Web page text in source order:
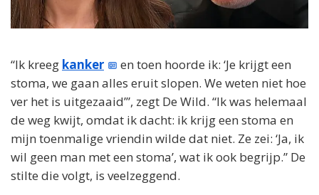
“Ik kreeg kanker
en toen hoorde ik: ‘Je krijgt een
stoma, we gaan alles eruit slopen. We weten niet hoe
ver het is uitgezaaid’”, zegt De Wild. “Ik was helemaal
de weg kwijt, omdat ik dacht: ik krijg een stoma en
mijn toenmalige vriendin wilde dat niet. Ze zei: ‘Ja, ik
wil geen man met een stoma’, wat ik ook begrijp.” De
stilte die volgt, is veelzeggend.